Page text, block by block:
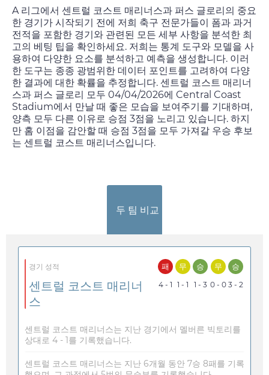
A 리그에서 센트럴 코스트 매리너스과 퍼스 글로리의 중요
한 경기가 시작되기 전에 저희 축구 전문가들이 폼과 과거
전적을 포함한 경기와 관련된 모든 세부 사항을 분석한 최
고의 베팅 팁을 확인하세요. 저희는 통계 도구와 모델을 사
용하여 다양한 요소를 분석하고 예측을 생성합니다. 이러
한 도구는 종종 광범위한 데이터 포인트를 고려하여 다양
한 결과에 대한 확률을 추정합니다. 센트럴 코스트 매리너
스과 퍼스 글로리 모두 04/04/2026에 Central Coast
Stadium에서 만날 때 좋은 모습을 보여주기를 기대하며,
양측 모두 다른 이유로 승점 3점을 노리고 있습니다. 하지
만 홈 이점을 감안할 때 승점 3점을 모두 가져갈 우승 후보
는 센트럴 코스트 매리너스입니다.
두 팀 비교
경기 성적
센트럴 코스트 매리너
스
패
4 - 1
무
1 - 1
승
1 - 3
무
0 - 0
승
3 - 2
센트럴 코스트 매리너스는 지난 경기에서 멜버른 빅토리를
상대로 4 - 1를 기록했습니다.
센트럴 코스트 매리너스는 지난 6개월 동안 7승 8패를 기록